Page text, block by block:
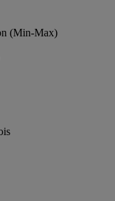
(Min-Max)